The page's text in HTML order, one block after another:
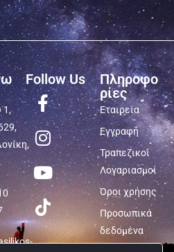
1,
Follow Us
Πληροφο
ρίες
Εταιρεία
Εγγραφή
Τραπεζικοί
Λογαριασμοί
Όροι χρήσης
Προσωπικά
δεδομένα